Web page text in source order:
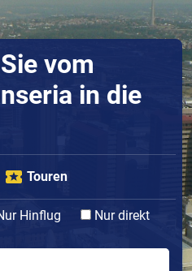
vom
in die
Touren
Hinflug
Nur direkt